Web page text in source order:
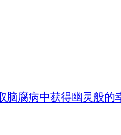
脑腐病中获得幽灵般的